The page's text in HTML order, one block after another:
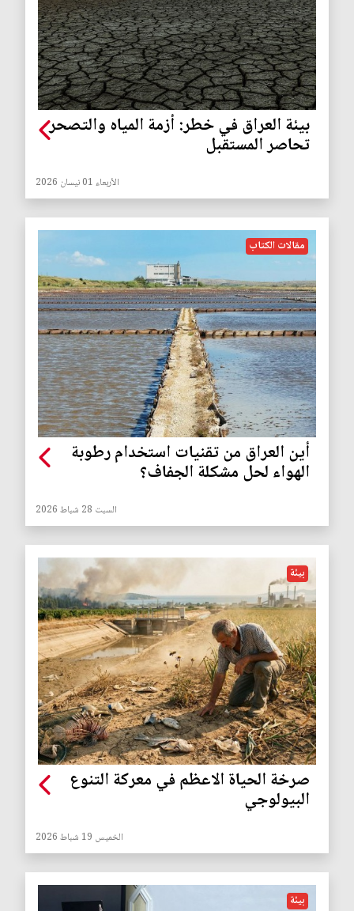
بيئة العراق في خطر: أزمة المياه والتصحر
تحاصر المستقبل
الأربعاء 01 نيسان 2026
مقالات الكتاب
أين العراق من تقنيات استخدام رطوبة
الهواء لحل مشكلة الجفاف؟
السبت 28 شباط 2026
بيئة
صرخة الحياة الاعظم في معركة التنوع
البيولوجي
الخميس 19 شباط 2026
بيئة